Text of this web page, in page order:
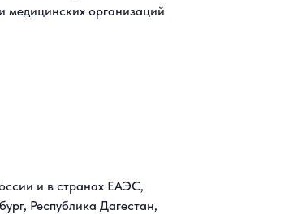
медицинских организаций
и в странах ЕАЭС,
Республика Дагестан,